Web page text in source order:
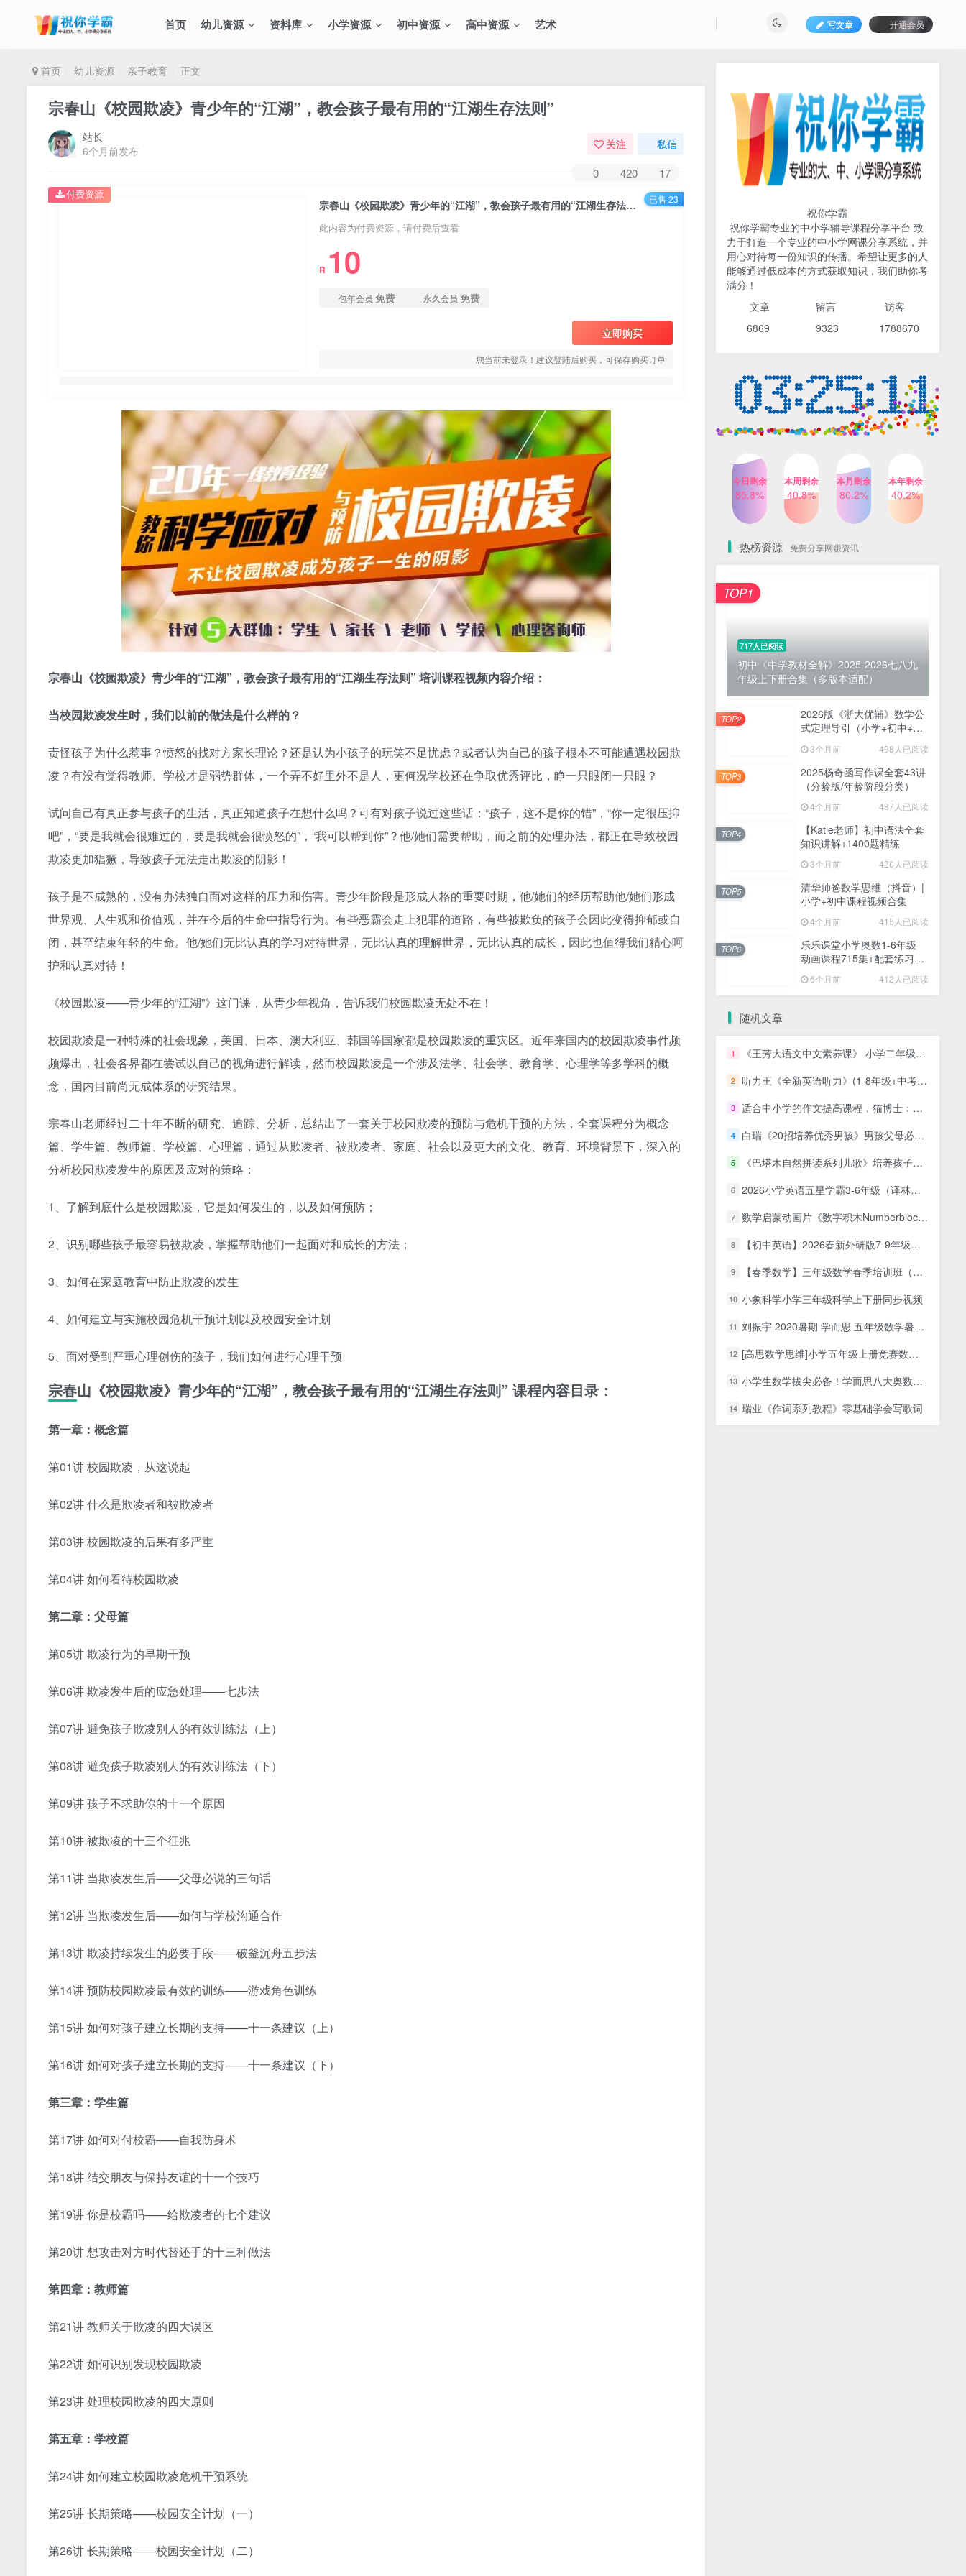
首页 幼儿资源 资料库 小学资源 初中资源 高中资源 艺术 写文章 开通会员
首页 幼儿资源 亲子教育 正文
宗春山《校园欺凌》青少年的“江湖”，教会孩子最有用的“江湖生存法则”
站长
6个月前发布
关注 私信
0 420 17
宗春山《校园欺凌》青少年的“江湖”，教会孩子最有用的“江湖生存法则”
此内容为付费资源，请付费后查看
R 10
包年会员 免费 永久会员 免费
立即购买
您当前未登录！建议登陆后购买，可保存购买订单
付费资源 已售 23
宗春山《校园欺凌》青少年的“江湖”，教会孩子最有用的“江湖生存法则” 培训课程视频内容介绍：
当校园欺凌发生时，我们以前的做法是什么样的？
责怪孩子为什么惹事？愤怒的找对方家长理论？还是认为小孩子的玩笑不足忧虑？或者认为自己的孩子根本不可能遭遇校园欺
凌？有没有觉得教师、学校才是弱势群体，一个弄不好里外不是人，更何况学校还在争取优秀评比，睁一只眼闭一只眼？
试问自己有真正参与孩子的生活，真正知道孩子在想什么吗？可有对孩子说过这些话：“孩子，这不是你的错”，“你一定很压抑
吧”，“要是我就会很难过的，要是我就会很愤怒的”，“我可以帮到你”？他/她们需要帮助，而之前的处理办法，都正在导致校园
欺凌更加猖獗，导致孩子无法走出欺凌的阴影！
孩子是不成熟的，没有办法独自面对这样的压力和伤害。青少年阶段是形成人格的重要时期，他/她们的经历帮助他/她们形成
世界观、人生观和价值观，并在今后的生命中指导行为。有些恶霸会走上犯罪的道路，有些被欺负的孩子会因此变得抑郁或自
闭，甚至结束年轻的生命。他/她们无比认真的学习对待世界，无比认真的理解世界，无比认真的成长，因此也值得我们精心呵
护和认真对待！
《校园欺凌——青少年的“江湖”》这门课，从青少年视角，告诉我们校园欺凌无处不在！
校园欺凌是一种特殊的社会现象，美国、日本、澳大利亚、韩国等国家都是校园欺凌的重灾区。近年来国内的校园欺凌事件频
频爆出，社会各界都在尝试以自己的视角进行解读，然而校园欺凌是一个涉及法学、社会学、教育学、心理学等多学科的概
念，国内目前尚无成体系的研究结果。
宗春山老师经过二十年不断的研究、追踪、分析，总结出了一套关于校园欺凌的预防与危机干预的方法，全套课程分为概念
篇、学生篇、教师篇、学校篇、心理篇，通过从欺凌者、被欺凌者、家庭、社会以及更大的文化、教育、环境背景下，深入的
分析校园欺凌发生的原因及应对的策略：
1、了解到底什么是校园欺凌，它是如何发生的，以及如何预防；
2、识别哪些孩子最容易被欺凌，掌握帮助他们一起面对和成长的方法；
3、如何在家庭教育中防止欺凌的发生
4、如何建立与实施校园危机干预计划以及校园安全计划
5、面对受到严重心理创伤的孩子，我们如何进行心理干预
宗春山《校园欺凌》青少年的“江湖”，教会孩子最有用的“江湖生存法则” 课程内容目录：
第一章：概念篇
第01讲 校园欺凌，从这说起
第02讲 什么是欺凌者和被欺凌者
第03讲 校园欺凌的后果有多严重
第04讲 如何看待校园欺凌
第二章：父母篇
第05讲 欺凌行为的早期干预
第06讲 欺凌发生后的应急处理——七步法
第07讲 避免孩子欺凌别人的有效训练法（上）
第08讲 避免孩子欺凌别人的有效训练法（下）
第09讲 孩子不求助你的十一个原因
第10讲 被欺凌的十三个征兆
第11讲 当欺凌发生后——父母必说的三句话
第12讲 当欺凌发生后——如何与学校沟通合作
第13讲 欺凌持续发生的必要手段——破釜沉舟五步法
第14讲 预防校园欺凌最有效的训练——游戏角色训练
第15讲 如何对孩子建立长期的支持——十一条建议（上）
第16讲 如何对孩子建立长期的支持——十一条建议（下）
第三章：学生篇
第17讲 如何对付校霸——自我防身术
第18讲 结交朋友与保持友谊的十一个技巧
第19讲 你是校霸吗——给欺凌者的七个建议
第20讲 想攻击对方时代替还手的十三种做法
第四章：教师篇
第21讲 教师关于欺凌的四大误区
第22讲 如何识别发现校园欺凌
第23讲 处理校园欺凌的四大原则
第五章：学校篇
第24讲 如何建立校园欺凌危机干预系统
第25讲 长期策略——校园安全计划（一）
第26讲 长期策略——校园安全计划（二）
717人已阅读
初中《中学教材全解》2025-2026七八九
TOP1
2026版《浙大优辅》数学公
式定理导引（小学+初中+高
中全套）PDF
3个月前 498人已阅读
TOP2
（分龄版/年龄阶段分类）
4个月前 487人已阅读
3个月前 420人已阅读
清华帅爸数学思维（抖音）|
小学+初中课程视频合集
乐乐课堂小学奥数1-6年级
动画课程715集+配套练习册
高清PDF
6个月前 412人已阅读
TOP6
祝你学霸
祝你学霸专业的中小学辅导课程分享平台 致
力于打造一个专业的中小学网课分享系统，并
用心对待每一份知识的传播。希望让更多的人
能够通过低成本的方式获取知识，我们助你考
满分！
文章 留言 访客
6869 9323 1788670
今日剩余
85.8%
本周剩余
40.8%
本月剩余
80.2%
本年剩余
40.2%
热榜资源 免费分享网赚资讯
717人已阅读
初中《中学教材全解》2025-2026七八九
年级上下册合集（多版本适配）
TOP1
2026版《浙大优辅》数学公
式定理导引（小学+初中+高
3个月前 498人已阅读
TOP2
2025杨奇函写作课全套43讲
（分龄版/年龄阶段分类）
4个月前 487人已阅读
TOP3
【Katie老师】初中语法全套
知识讲解+1400题精练
3个月前 420人已阅读
TOP4
清华帅爸数学思维（抖音）|
小学+初中课程视频合集
4个月前 415人已阅读
TOP5
乐乐课堂小学奥数1-6年级
动画课程715集+配套练习册
6个月前 412人已阅读
TOP6
随机文章
1 《王芳大语文中文素养课》 小学二年级语文下册 课前预习课后复习课 mp3音频资源
2 听力王《全新英语听力》(1-8年级+中考) 音频+PDF电子版文档
3 适合中小学的作文提高课程，猫博士：颠覆传统的超级作文课（视频），让孩子轻松搞定协作！
4 白瑞《20招培养优秀男孩》男孩父母必修课
5 《巴塔木自然拼读系列儿歌》培养孩子对英语的兴趣,掌握纯正的英语发音 视频动画百度网盘下载
6 2026小学英语五星学霸3-6年级（译林版）
7 数学启蒙动画片《数字积木Numberblocks》第1-4季全90集
8 【初中英语】2026春新外研版7-9年级（初一至初三）教材电子课本PDF
9 【春季数学】三年级数学春季培训班（勤思在线-王睿）
10 小象科学小学三年级科学上下册同步视频
11 刘振宇 2020暑期 学而思 五年级数学暑期创新班，15讲MP4视频课程，PDF讲义，
12 [高思数学思维]小学五年级上册竞赛数学同步课程20节完整版 MP4视频
13 小学生数学拔尖必备！学而思八大奥数专题，1000多个学而思教学视频+讲义！
14 瑞业《作词系列教程》零基础学会写歌词